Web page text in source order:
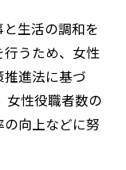
生活の調和を
うため、女性
進法に基づ
女性役職者数の
向上などに努